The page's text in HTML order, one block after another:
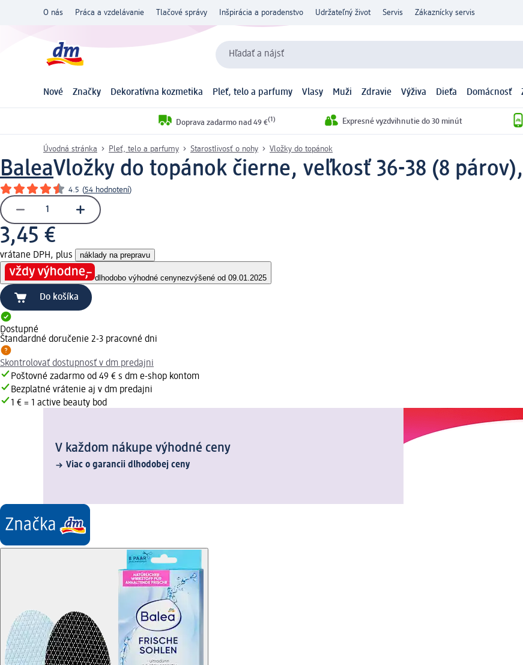
O nás Práca a vzdelávanie Tlačové správy Inšpirácia a poradenstvo Udržateľný život Servis Zákaznícky servis
Hľadať a nájsť
Nové Značky Dekoratívna kozmetika Pleť, telo a parfumy Vlasy Muži Zdravie Výživa Dieťa Domácnosť
Doprava zadarmo nad 49 €(1) Expresné vyzdvihnutie do 30 minút
Úvodná stránka Pleť, telo a parfumy Starostlivosť o nohy Vložky do topánok
BaleaVložky do topánok čierne, veľkosť 36-38 (8
4.5 (54 hodnotení)
3,45 €
vrátane DPH, plus náklady na prepravu
dlhodobo výhodné cenynezvýšené od 09.01.2025
Do košíka
Dostupné
Štandardné doručenie 2-3 pracovné dni
Skontrolovať dostupnosť v dm predajni
Poštovné zadarmo od 49 € s dm e-shop kontom
Bezplatné vrátenie aj v dm predajni
1 € = 1 active beauty bod
V každom nákupe výhodné ceny
Viac o garancii dlhodobej ceny